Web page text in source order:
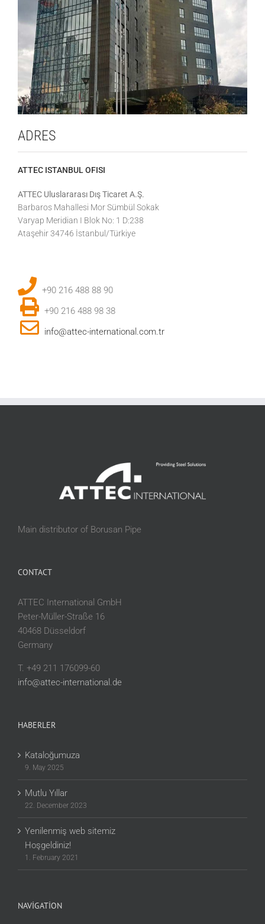
ADRES
ATTEC ISTANBUL OFISI
ATTEC Uluslararası Dış Ticaret A.Ş.
Barbaros Mahallesi Mor Sümbül Sokak
Varyap Meridian I Blok No: 1 D:238
Ataşehir 34746 İstanbul/Türkiye
+90 216 488 88 90
+90 216 488 98 38
info@attec-international.com.tr
Main distributor of Borusan Pipe
CONTACT
ATTEC International GmbH
Peter-Müller-Straße 16
40468 Düsseldorf
Germany
T. +49 211 176099-60
info@attec-international.de
HABERLER
Kataloğumuza
9. May 2025
Mutlu Yıllar
22. December 2023
Yenilenmiş web sitemiz
Hoşgeldiniz!
1. February 2021
NAVIGATION